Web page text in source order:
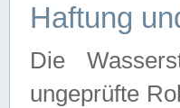
Haftung
Die
ungeprüfte